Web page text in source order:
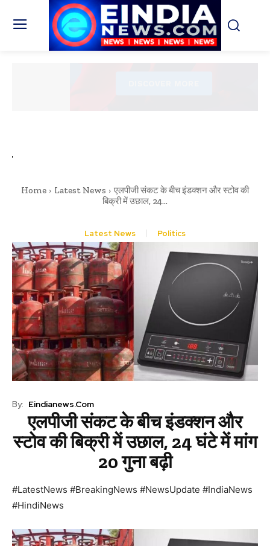
Home Latest News
एलपीजी संकट के बीच इंडक्शन और स्टोव की
बिक्री में उछाल, 24...
Latest News Politics
By: Eindianews.com
एलपीजी संकट के बीच इंडक्शन और
स्टोव की बिक्री में उछाल, 24 घंटे में मांग
20 गुना बढ़ी
#LatestNews #BreakingNews #NewsUpdate #IndiaNews
#HindiNews